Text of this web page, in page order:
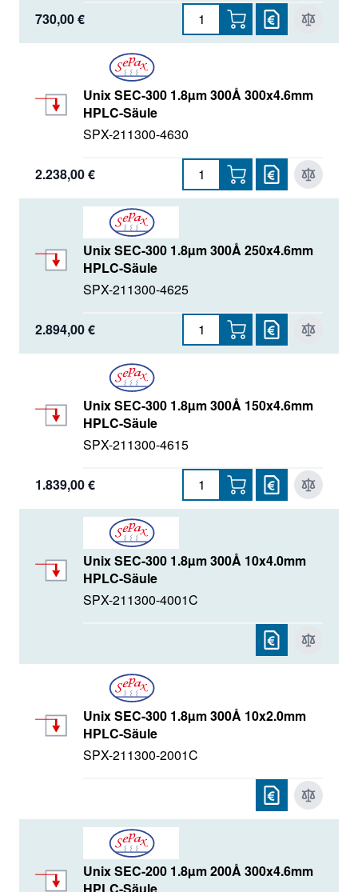
730,00 €
Unix SEC-300 1.8µm 300Å 300x4.6mm
HPLC-Säule
SPX-211300-4630
2.238,00 €
Unix SEC-300 1.8µm 300Å 250x4.6mm
HPLC-Säule
SPX-211300-4625
2.894,00 €
Unix SEC-300 1.8µm 300Å 150x4.6mm
HPLC-Säule
SPX-211300-4615
1.839,00 €
Unix SEC-300 1.8µm 300Å 10x4.0mm
HPLC-Säule
SPX-211300-4001C
Unix SEC-300 1.8µm 300Å 10x2.0mm
HPLC-Säule
SPX-211300-2001C
Unix SEC-200 1.8µm 200Å 300x4.6mm
HPLC-Säule